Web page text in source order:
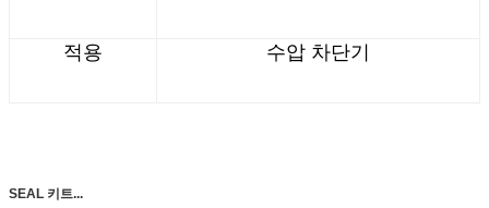
적용 수압 차단기
SEAL 키트...